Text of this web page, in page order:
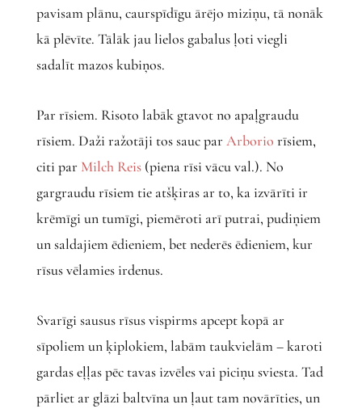
pavisam plānu, caurspīdīgu ārējo miziņu, tā nonāk
kā plēvīte. Tālāk jau lielos gabalus ļoti viegli
sadalīt mazos kubiņos.
Par rīsiem. Risoto labāk gtavot no apaļgraudu
rīsiem. Daži ražotāji tos sauc parArborio rīsiem,
citi par Milch Reis(piena rīsi vācu val.). No
gargraudu rīsiem tie atšķiras ar to, ka izvārīti ir
krēmīgi un tumīgi, piemēroti arī putrai, pudiņiem
un saldajiem ēdieniem, bet nederēs ēdieniem, kur
rīsus vēlamies irdenus.
Svarīgi sausus rīsus vispirms apcept kopā ar
sīpoliem un ķiplokiem, labām taukvielām – karoti
gardas eļļas pēc tavas izvēles vai piciņu sviesta. Tad
pārliet ar glāzi baltvīna un ļaut tam novārīties, un